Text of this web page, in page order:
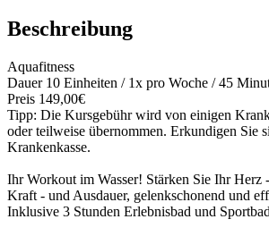
Beschreibung
Aquafitness
Dauer 10 Einheiten / 1x pro Woche / 45
Preis 149,00€
Tipp: Die Kursgebühr wird von einigen
oder teilweise übernommen. Erkundigen Sie
Krankenkasse.
Ihr Workout im Wasser! Stärken Sie Ihr Herz
Kraft - und Ausdauer, gelenkschonend und
Inklusive 3 Stunden Erlebnisbad und